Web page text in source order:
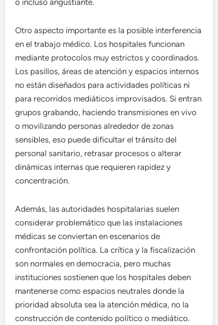
o incluso angustiante.
Otro aspecto importante es la posible interferencia
en el trabajo médico. Los hospitales funcionan
mediante protocolos muy estrictos y coordinados.
Los pasillos, áreas de atención y espacios internos
no están diseñados para actividades políticas ni
para recorridos mediáticos improvisados. Si entran
grupos grabando, haciendo transmisiones en vivo
o movilizando personas alrededor de zonas
sensibles, eso puede dificultar el tránsito del
personal sanitario, retrasar procesos o alterar
dinámicas internas que requieren rapidez y
concentración.
Además, las autoridades hospitalarias suelen
considerar problemático que las instalaciones
médicas se conviertan en escenarios de
confrontación política. La crítica y la fiscalización
son normales en democracia, pero muchas
instituciones sostienen que los hospitales deben
mantenerse como espacios neutrales donde la
prioridad absoluta sea la atención médica, no la
construcción de contenido político o mediático.